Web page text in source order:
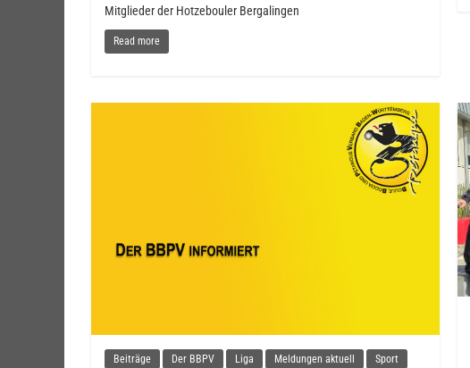
Mitglieder der Hotzebouler Bergalingen
Read more
Beiträge Der BBPV Liga Meldungen aktuell
Sport